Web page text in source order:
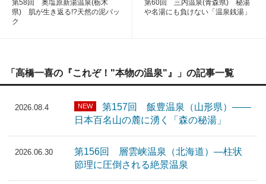
第58回 奥塩原新湯温泉(栃木
県) 肌が生き返る!?天然の泥パッ
ク
第60回 三内温泉(青森県) 秘湯
や名湯にも負けない「温泉銭湯」
「高橋一喜の『これぞ！"本物の温泉"』」の記事一覧
2026.08.4 NEW
第157回 飯豊温泉（山形県）――
日本百名山の麓に湧く「森の秘湯」
2026.06.30
第156回 層雲峡温泉（北海道）―柱状
節理に圧倒される絶景温泉